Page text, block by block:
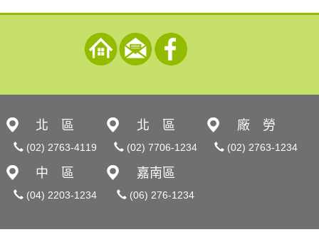
北 區
(02) 2763-4119
北 區
(02) 7706-1234
廠 勞
(02) 2763-1234
中 區
(04) 2203-1234
嘉南區
(06) 276-1234